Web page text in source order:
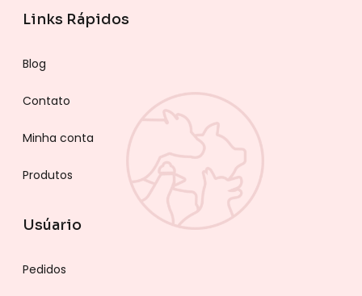
Links Rápidos
Blog
Contato
Minha conta
Produtos
Usúario
Pedidos